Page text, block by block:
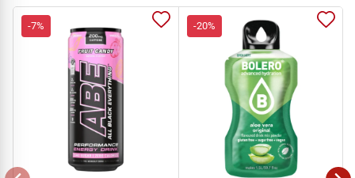
-7% -20%